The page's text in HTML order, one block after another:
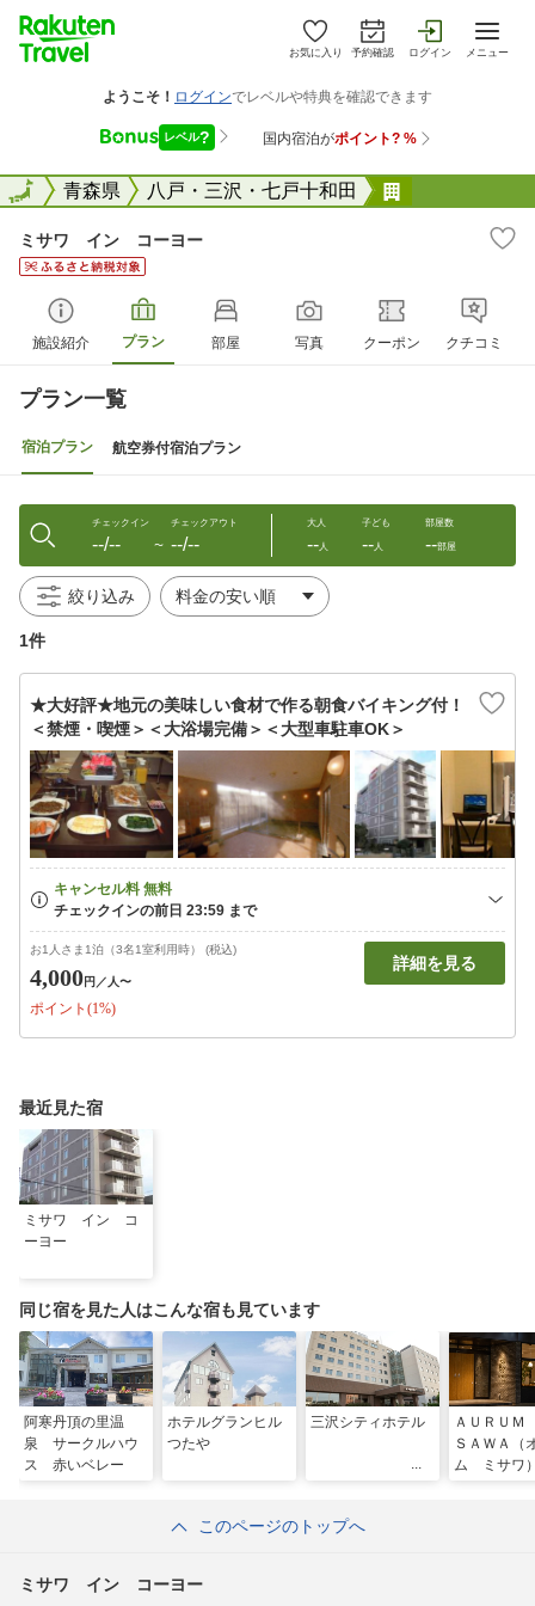
お気に入り 予約確認 ログイン メニュー
全国青森県 八戸・三沢・七戸十和田
全国
ミサワ イン コーヨー
施設紹介 プラン 部屋 写真 クーポン クチコミ
プラン一覧
宿泊プラン 航空券付宿泊プラン
チェックイン
--/-- 〜
チェックアウト
--/--
大人
--人
子ども
--人
部屋数
--部屋
絞り込み
1件
★大好評★地元の美味しい食材で作る朝食バイキング付！
＜禁煙・喫煙＞＜大浴場完備＞＜大型車駐車OK＞
お1人さま1泊（3名1室利用時） (税込)
4,000円 ／人〜
ポイント(1%)
詳細を見る
最近見た宿
ミサワ イン コ
ーヨー
同じ宿を見た人はこんな宿も見ています
阿寒丹頂の里温
泉 サークルハウ
ス 赤いベレー
ホテルグランヒル
つたや
三沢シティホテル
ＡＵＲＵ
ＳＡＷＡ（
ム ミサワ
このページのトップへ
ミサワ イン コーヨー